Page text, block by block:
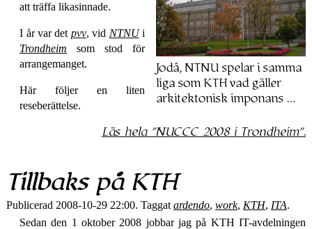
Jodå, NTNU spelar i samma
liga som KTH vad gäller
arkitektonisk imponans …
att träffa likasinnade.
I år var det pvv, vid NTNUi
Trondheim som stod för
arrangemanget.
Här följer en liten
reseberättelse.
Läs hela NUCCC 2008 i Trondheim .
Tillbaks på KTH
Publicerad 2008-10-29 22:00. Taggat ardendo, work, KTH, ITA.
Sedan den 1 oktober 2008 jobbar jag på KTH IT-avdelningen